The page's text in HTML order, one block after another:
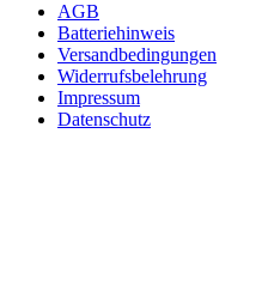
AGB
Batteriehinweis
Versandbedingungen
Widerrufsbelehrung
Impressum
Datenschutz